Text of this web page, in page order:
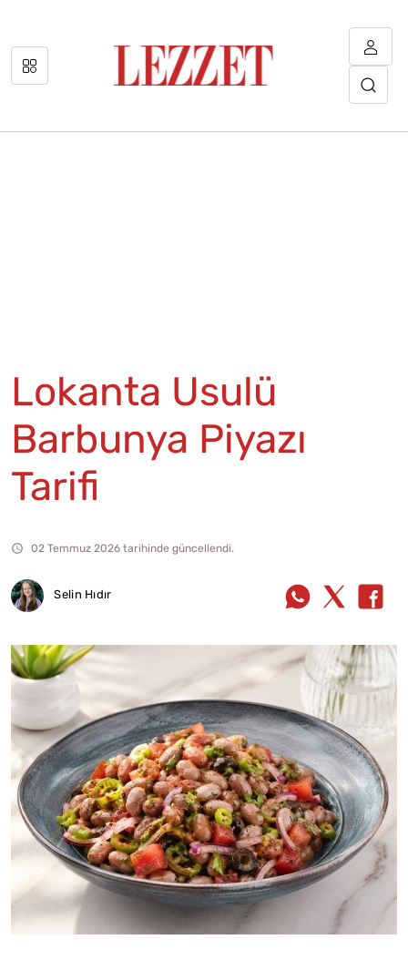
Lokanta Usulü
Barbunya Piyazı
Tarifi
02 Temmuz 2026 tarihinde güncellendi.
Selin Hıdır